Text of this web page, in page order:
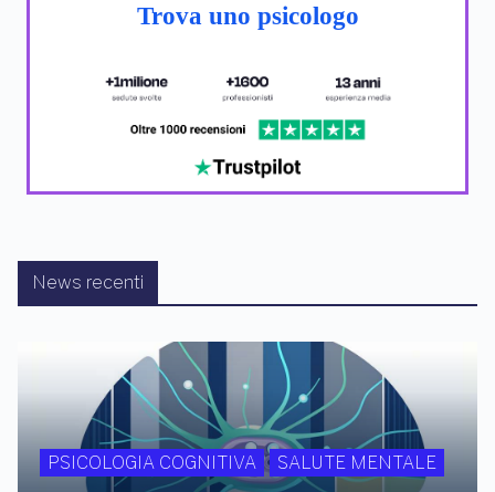
Trova uno psicologo
News recenti
PSICOLOGIA COGNITIVA
SALUTE MENTALE